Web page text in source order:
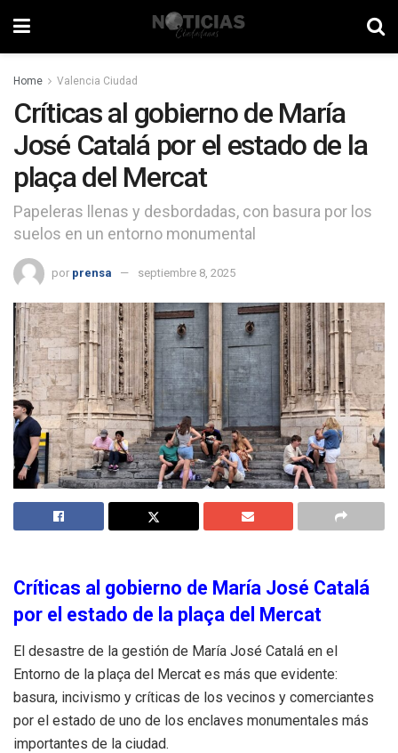
Home Valencia Ciudad
Críticas al gobierno de María
José Catalá por el estado de la
plaça del Mercat
Papeleras llenas y desbordadas, con basura por los
suelos en un entorno monumental
por prensa septiembre 8, 2025
Críticas al gobierno de María José Catalá
por el estado de la plaça del Mercat
El desastre de la gestión de María José Catalá en el
Entorno de la plaça del Mercat es más que evidente:
basura, incivismo y críticas de los vecinos y comerciantes
por el estado de uno de los enclaves monumentales más
importantes de la ciudad.